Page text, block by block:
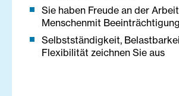
Sie haben Freude an der
Menschenmit Beeinträchtigung
Selbstständigkeit,
Flexibilität zeichnen Sie aus